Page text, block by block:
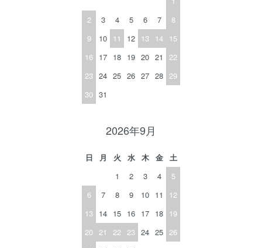
2
3 4 5 6 7
8
9
10 11 12 13 14
15
16 17 18 19 20 21
22
23 24 25 26 27 28 29
30 31
2026年9月
日 月 火 水 木 金
土
1
2 3 4
5
6
7 8 9 10 11
12
13
14 15 16 17 18
19
20 21 22 23 24 25 26